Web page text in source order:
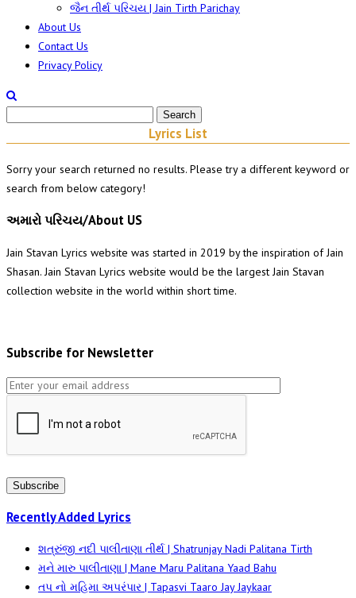
જૈન તીર્થ પરિચય | Jain Tirth Parichay
About Us
Contact Us
Privacy Policy
Lyrics List
Sorry your search returned no results. Please try a different keyword or
search from below category!
અમારો પરિચય/About US
Jain Stavan Lyrics website was started in 2019 by the inspiration of Jain
Shasan. Jain Stavan Lyrics website would be the largest Jain Stavan
collection website in the world within short time.
Subscribe for Newsletter
Subscribe
Recently Added Lyrics
શત્રુંજી નદી પાલીતાણા તીર્થ | Shatrunjay Nadi Palitana Tirth
મને મારુ પાલીતાણા | Mane Maru Palitana Yaad Bahu
તપ નો મહિમા અપરંપાર | Tapasvi Taaro Jay Jaykaar